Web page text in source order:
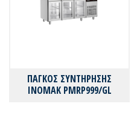
ΠΑΓΚΟΣ ΣΥΝΤΗΡΗΣΗΣ
ΙΝΟΜΑΚ PMRP999/GL